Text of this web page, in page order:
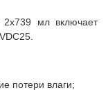
мл включает
потери влаги;